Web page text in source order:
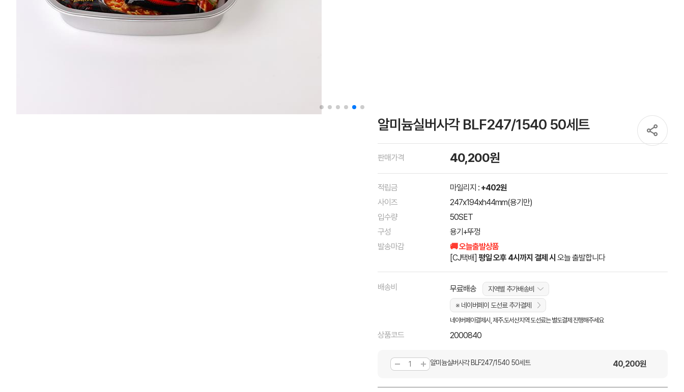
알미늄실버사각 BLF247/1540 50세트
판매가격 40,200원
적립금 마일리지 : +402원
사이즈
247x194xh44mm(용기만)
입수량
50SET
구성
용기+뚜껑
발송마감
🚚 오늘출발상품
[CJ택배] 평일 오후 4시까지 결제 시 오늘 출발합니다
배송비 무료배송
지역별 추가배송비
※ 네이버페이 도선료 추가결제
네이버페이결제시, 제주.도서산지역 도선료는 별도결제 진행해주세요
상품코드 2000840
알미늄실버사각 BLF247/1540 50세트 40,200원